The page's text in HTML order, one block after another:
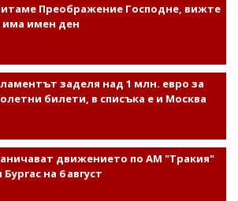
Преображение Господне, вижте
има имен ден
заделя над 1 млн. евро за
билети, в списъка е и Москва
движението по АМ "Тракия"
на 6 август